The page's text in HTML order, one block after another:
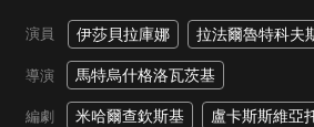
演員 伊莎貝拉庫娜 拉法爾魯特科夫
導演 馬特烏什格洛瓦茨基
編劇 米哈爾查欽斯基 盧卡斯斯維亞